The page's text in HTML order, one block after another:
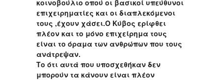
κοινοβούλιο οπού οι βασικοί υπεύθυνοι
επιχειρηματίες και οι διαπλεκόμενοι
τους ,έχουν χάσει.Ο Κύβος ερίφθει
πλέον και το μόνο επιχείρημα τους
είναι το όραμα των ανθρώπων που τους
ανάτρεψαν.
Το ότι αυτά που υποσχεθήκαν δεν
μπορούν τα κάνουν είναι πλέον